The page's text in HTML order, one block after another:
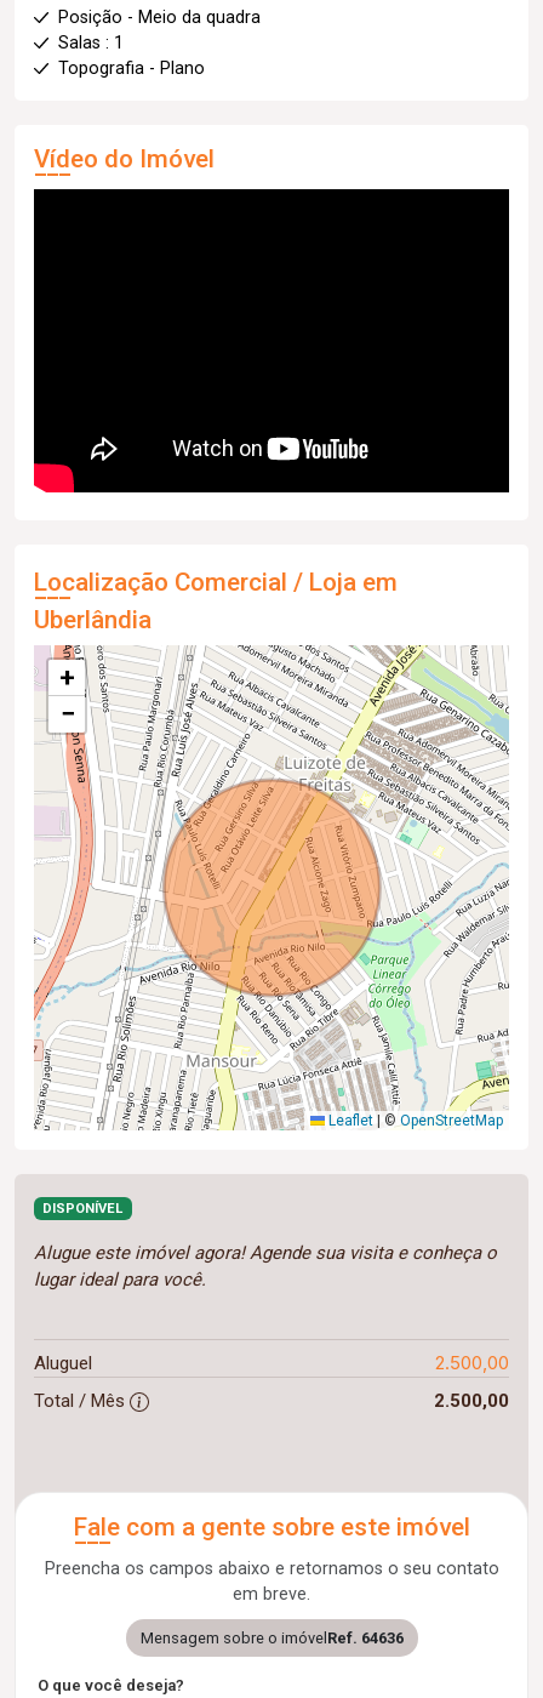
Posição - Meio da quadra
Salas : 1
Topografia - Plano
Vídeo do Imóvel
Localização Comercial / Loja em
Uberlândia
+
−
Leaflet © OpenStreetMap
DISPONÍVEL
Alugue este imóvel agora! Agende sua visita e conheça o
lugar ideal para você.
Aluguel 2.500,00
Total / Mês 2.500,00
Fale com a gente sobre este imóvel
Preencha os campos abaixo e retornamos o seu contato
em breve.
Mensagem sobre o imóvel Ref. 64636
O que você deseja?